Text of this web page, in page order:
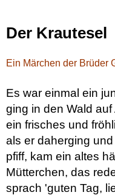
Der Krautesel
Ein Märchen der Brüder
Es war einmal ein
ging in den Wald
ein frisches und
als er daherging
pfiff, kam ein altes
Mütterchen, das
sprach 'guten Tag,